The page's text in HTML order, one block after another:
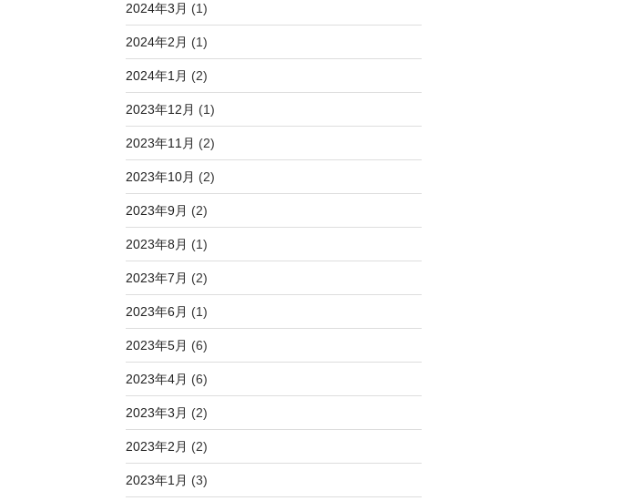
2024年3月 (1)
2024年2月 (1)
2024年1月 (2)
2023年12月 (1)
2023年11月 (2)
2023年10月 (2)
2023年9月 (2)
2023年8月 (1)
2023年7月 (2)
2023年6月 (1)
2023年5月 (6)
2023年4月 (6)
2023年3月 (2)
2023年2月 (2)
2023年1月 (3)